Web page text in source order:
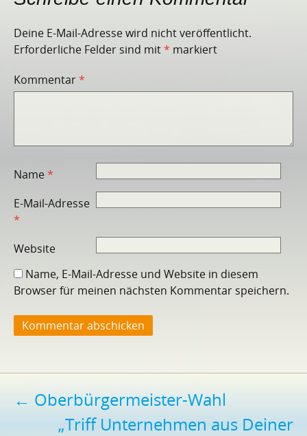
Deine E-Mail-Adresse wird nicht veröffentlicht.
Erforderliche Felder sind mit* markiert
Kommentar*
Name*
E-Mail-Adresse
*
Website
Name, E-Mail-Adresse und Website in diesem
Browser für meinen nächsten Kommentar speichern.
Beitragsnavigation
← Oberbürgermeister-Wahl
„Triff Unternehmen aus Deiner